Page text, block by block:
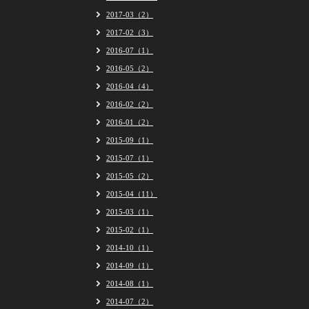
2017-03（2）
2017-02（3）
2016-07（1）
2016-05（2）
2016-04（4）
2016-02（2）
2016-01（2）
2015-09（1）
2015-07（1）
2015-05（2）
2015-04（11）
2015-03（1）
2015-02（1）
2014-10（1）
2014-09（1）
2014-08（1）
2014-07（2）